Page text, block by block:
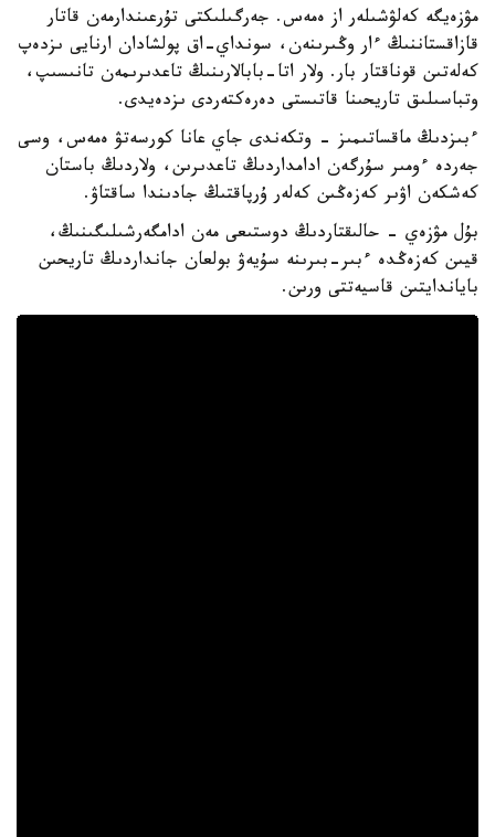
مۋزەيگە كەلۋشىلەر از ەمەس. جەرگىلىكتى تۇرعىندارمەن قاتار
قازاقستاننىڭ ءار وڭىرىنەن، سونداي-اق پولشادان ارنايى ىزدەپ
كەلەتىن قوناقتار بار. ولار اتا-بابالارىنىڭ تاعدىرىمەن تانىسىپ،
وتباسىلىق تاريحىنا قاتىستى دەرەكتەردى ىزدەيدى.
ءبىزدىڭ ماقساتىمىز - وتكەندى جاي عانا كورسەتۋ ەمەس، وسى
جەردە ءومىر سۇرگەن ادامداردىڭ تاعدىرىن، ولاردىڭ باستان
كەشكەن اۋىر كەزەڭىن كەلەر ۇرپاقتىڭ جادىندا ساقتاۋ.
بۇل مۋزەي - حالىقتاردىڭ دوستىعى مەن ادامگەرشىلىگىنىڭ،
قيىن كەزەڭدە ءبىر-بىرىنە سۇيەۋ بولعان جانداردىڭ تاريحىن
باياندايتىن قاسيەتتى ورىن.